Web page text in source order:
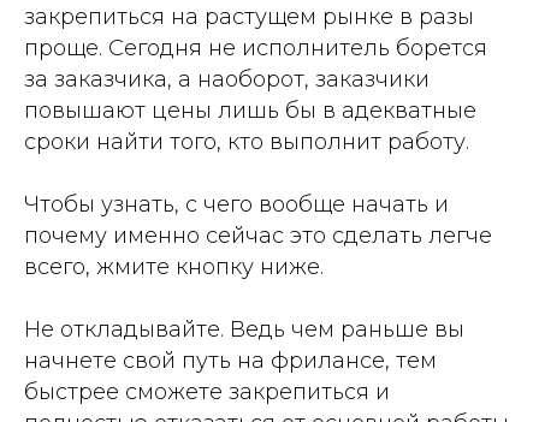
закрепиться на растущем рынке в разы
проще. Сегодня не исполнитель борется
за заказчика, а наоборот, заказчики
повышают цены лишь бы в адекватные
сроки найти того, кто выполнит работу.
Чтобы узнать, с чего вообще начать и
почему именно сейчас это сделать легче
всего, жмите кнопку ниже.
Не откладывайте. Ведь чем раньше вы
начнете свой путь на фрилансе, тем
быстрее сможете закрепиться и